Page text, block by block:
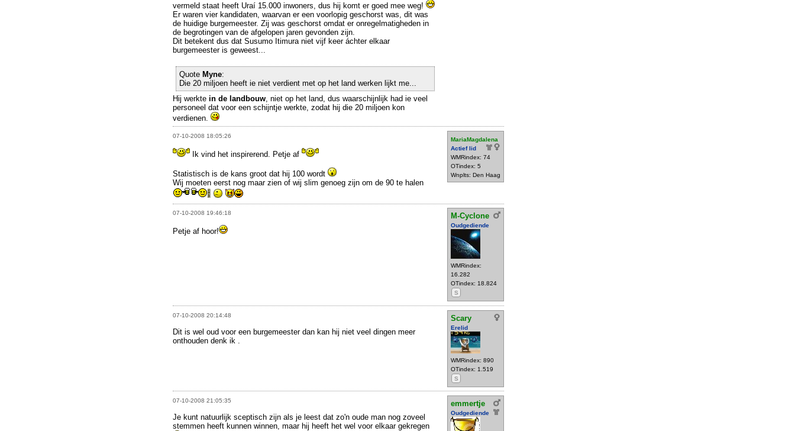
vermeld staat heeft Uraí 15.000 inwoners, dus hij komt er goed mee weg!
Er waren vier kandidaten, waarvan er een voorlopig geschorst was, dit was
de huidige burgemeester. Zij was geschorst omdat er onregelmatigheden in
de begrotingen van de afgelopen jaren gevonden zijn.
Dit betekent dus dat Susumo Itimura niet vijf keer áchter elkaar
burgemeester is geweest...
Quote Myne:
Die 20 miljoen heeft ie niet verdient met op het land werken lijkt me...
Hij werkte in de landbouw , niet op het land, dus waarschijnlijk had ie veel
personeel dat voor een schijntje werkte, zodat hij die 20 miljoen kon
verdienen.
07-10-2008 18:05:26
MariaMagdalena
Actief lid
WMRindex: 74
OTindex: 5
Wnplts: Den Haag
Ik vind het inspirerend. Petje af
Statistisch is de kans groot dat hij 100 wordt
Wij moeten eerst nog maar zien of wij slim genoeg zijn om de 90 te halen
07-10-2008 19:46:18 M-Cyclone
Oudgediende
WMRindex:
16.282
OTindex: 18.824
S
Petje af hoor!
07-10-2008 20:14:48 Scary
Erelid
WMRindex: 890
OTindex: 1.519
S
Dit is wel oud voor een burgemeester dan kan hij niet veel dingen meer
onthouden denk ik .
07-10-2008 21:05:35 emmertje
Oudgediende
Je kunt natuurlijk sceptisch zijn als je leest dat zo'n oude man nog zoveel
stemmen heeft kunnen winnen, maar hij heeft het wel voor elkaar gekregen